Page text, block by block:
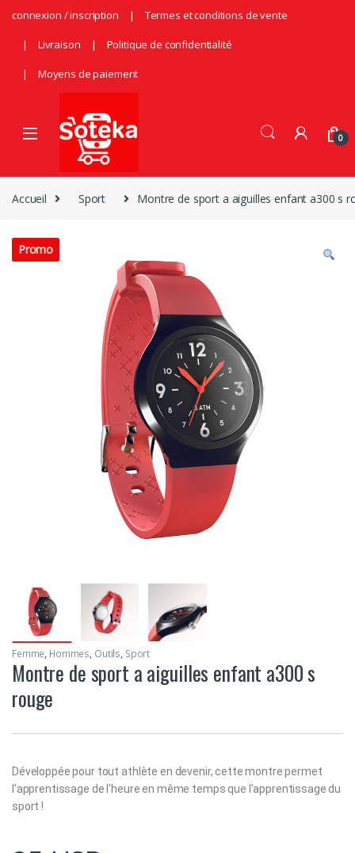
Skip to navigation
Skip to content
connexion / inscription Termes et conditions de vente
Livraison Politique de confidentialité
Moyens de paiement
0
Accueil Sport Montre de sport a aiguilles enfant a300 s
Promo
Femme, Hommes, Outils, Sport
Montre de sport a aiguilles enfant a300 s
rouge
Développée pour tout athlète en devenir, cette montre permet
l’apprentissage de l’heure en même temps que l’apprentissage du
sport !